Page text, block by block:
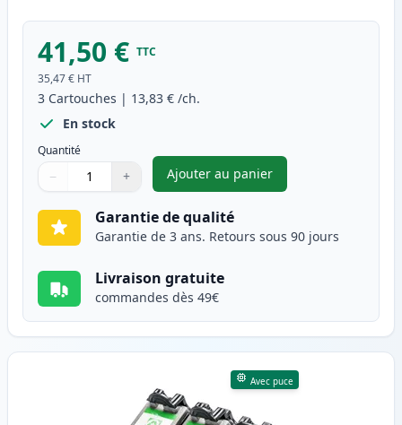
41,50 € TTC
35,47 € HT
3 Cartouches | 13,83 € /ch.
En stock
Quantité
Quantité
Utilisez les boutons pour ajuster
− +
Quantité
Ajouter au panier
,Pack de 3 Canon PG-40 &
Garantie de qualité
Garantie de 3 ans. Retours sous 90 jours
Livraison gratuite
commandes dès 49€
Avec puce